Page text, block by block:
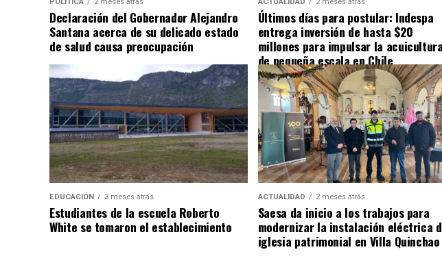
Declaración del Gobernador Alejandro
Santana acerca de su delicado estado
de salud causa preocupación
Últimos días para postular: Indespa
entrega inversión de hasta $20
millones para impulsar la acuicultura
de pequeña escala en Chile
EDUCACIÓN 3 meses atrás
Estudiantes de la escuela Roberto
White se tomaron el establecimiento
ACTUALIDAD 2 meses atrás
Saesa da inicio a los trabajos para
modernizar la instalación eléctrica
iglesia patrimonial en Villa Quinchao